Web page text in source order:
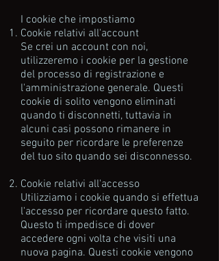
I cookie che impostiamo
Cookie relativi all'account
Se crei un account con noi,
utilizzeremo i cookie per la gestione
del processo di registrazione e
l'amministrazione generale. Questi
cookie di solito vengono eliminati
quando ti disconnetti, tuttavia in
alcuni casi possono rimanere in
seguito per ricordare le preferenze
del tuo sito quando sei disconnesso.
Cookie relativi all'accesso
Utilizziamo i cookie quando si effettua
l'accesso per ricordare questo fatto.
Questo ti impedisce di dover
accedere ogni volta che visiti una
nuova pagina. Questi cookie vengono